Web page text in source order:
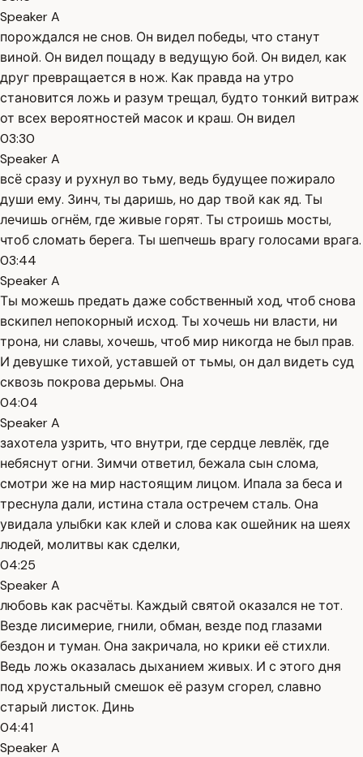
Speaker A
порождался не снов. Он видел победы, что станут
виной. Он видел пощаду в ведущую бой. Он видел, как
друг превращается в нож. Как правда на утро
становится ложь и разум трещал, будто тонкий витраж
от всех вероятностей масок и краш. Он видел
03:30
Speaker A
всё сразу и рухнул во тьму, ведь будущее пожирало
души ему. Зинч, ты даришь, но дар твой как яд. Ты
лечишь огнём, где живые горят. Ты строишь мосты,
чтоб сломать берега. Ты шепчешь врагу голосами врага.
03:44
Speaker A
Ты можешь предать даже собственный ход, чтоб снова
вскипел непокорный исход. Ты хочешь ни власти, ни
трона, ни славы, хочешь, чтоб мир никогда не был прав.
И девушке тихой, уставшей от тьмы, он дал видеть суд
сквозь покрова дерьмы. Она
04:04
Speaker A
захотела узрить, что внутри, где сердце левлёк, где
небяснут огни. Зимчи ответил, бежала сын слома,
смотри же на мир настоящим лицом. Ипала за беса и
треснула дали, истина стала остречем сталь. Она
увидала улыбки как клей и слова как ошейник на шеях
людей, молитвы как сделки,
04:25
Speaker A
любовь как расчёты. Каждый святой оказался не тот.
Везде лисимерие, гнили, обман, везде под глазами
бездон и туман. Она закричала, но крики её стихли.
Ведь ложь оказалась дыханием живых. И с этого дня
под хрустальный смешок её разум сгорел, славно
старый листок. Динь
04:41
Speaker A